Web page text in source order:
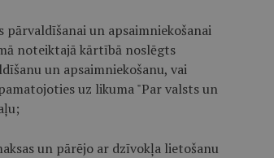
pārvaldīšanai un apsaimniekošanai
noteiktajā kārtībā noslēgts
un apsaimniekošanu, vai
uz likuma "Par valsts un
un pārējo ar dzīvokļa lietošanu